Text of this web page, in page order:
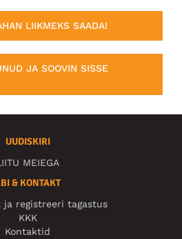
LIIKMEKS SAADA!
JA SOOVIN SISSE
UUDISKIRI
MEIEGA
& KONTAKT
ja registreeri tagastus
KKK
Kontaktid